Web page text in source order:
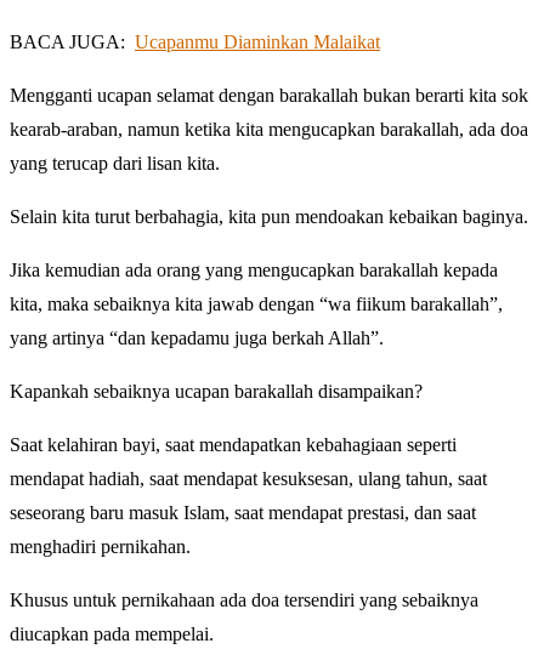
BACA JUGA: Ucapanmu Diaminkan Malaikat
Mengganti ucapan selamat dengan barakallah bukan berarti kita sok
kearab-araban, namun ketika kita mengucapkan barakallah, ada doa
yang terucap dari lisan kita.
Selain kita turut berbahagia, kita pun mendoakan kebaikan baginya.
Jika kemudian ada orang yang mengucapkan barakallah kepada
kita, maka sebaiknya kita jawab dengan “wa fiikum barakallah”,
yang artinya “dan kepadamu juga berkah Allah”.
Kapankah sebaiknya ucapan barakallah disampaikan?
Saat kelahiran bayi, saat mendapatkan kebahagiaan seperti
mendapat hadiah, saat mendapat kesuksesan, ulang tahun, saat
seseorang baru masuk Islam, saat mendapat prestasi, dan saat
menghadiri pernikahan.
Khusus untuk pernikahaan ada doa tersendiri yang sebaiknya
diucapkan pada mempelai.